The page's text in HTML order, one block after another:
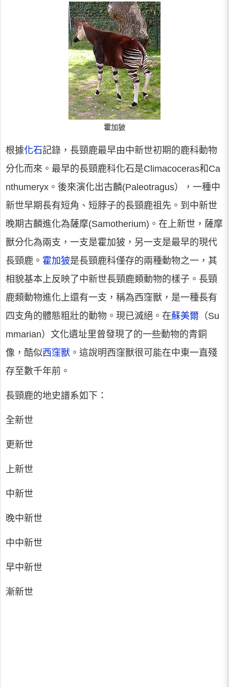
霍加狓
根據化石記錄，長頸鹿最早由中新世初期的鹿科動物
分化而來。最早的長頸鹿科化石是Climacoceras和Ca
nthumeryx。後來演化出古麟(Paleotragus），一種中
新世早期長有短角、短脖子的長頸鹿祖先。到中新世
晚期古麟進化為薩摩(Samotherium)。在上新世，薩摩
獸分化為兩支，一支是霍加狓，另一支是最早的現代
長頸鹿。 霍加狓是長頸鹿科僅存的兩種動物之一，其
相貌基本上反映了中新世長頸鹿類動物的樣子。長頸
鹿類動物進化上還有一支，稱為西窪獸，是一種長有
四支角的體態粗壯的動物。現已滅絕。在蘇美爾 （Su
mmarian）文化遺址里曾發現了的一些動物的青銅
像，酷似西窪獸 。這說明西窪獸很可能在中東一直殘
存至數千年前。
長頸鹿的地史譜系如下：
全新世
更新世
上新世
中新世
晚中新世
中中新世
早中新世
漸新世